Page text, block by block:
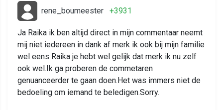
rene_boumeester +3931
Ja Raika ik ben altijd direct in mijn commentaar neemt
mij niet iedereen in dank af merk ik ook bij mijn familie
wel eens Raika je hebt wel gelijk dat merk ik nu zelf
ook wel.Ik ga proberen de commetaren
genuanceerder te gaan doen.Het was immers niet de
bedoeling om iemand te beledigen.Sorry.